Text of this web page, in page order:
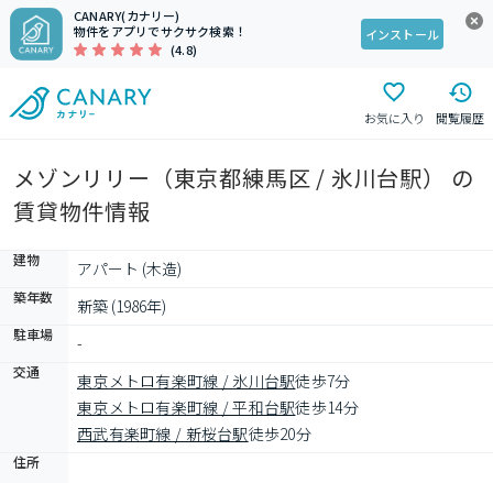
CANARY(カナリー)
物件をアプリでサクサク検索！
(4.8)
インストール
お気に入り 閲覧履歴
メゾンリリー（東京都練馬区 / 氷川台駅） の
賃貸物件情報
建物 アパート (木造)
築年数 新築 (1986年)
駐車場 -
交通 東京メトロ有楽町線 / 氷川台駅徒歩7分
東京メトロ有楽町線 / 平和台駅徒歩14分
西武有楽町線 / 新桜台駅徒歩20分
住所